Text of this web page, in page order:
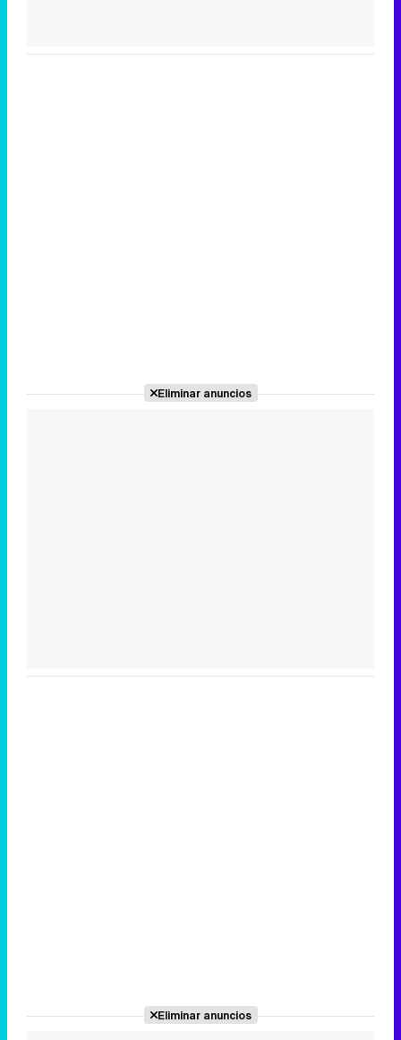
Eliminar anuncios
Eliminar anuncios